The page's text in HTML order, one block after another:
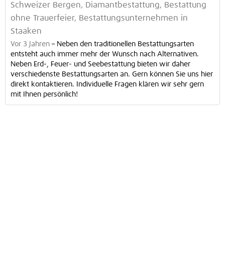
Schweizer Bergen, Diamantbestattung, Bestattung
ohne Trauerfeier, Bestattungsunternehmen in
Staaken
Vor 3 Jahren – Neben den traditionellen Bestattungsarten
entsteht auch immer mehr der Wunsch nach Alternativen.
Neben Erd-, Feuer- und Seebestattung bieten wir daher
verschiedenste Bestattungsarten an. Gern können Sie uns hier
direkt kontaktieren. Individuelle Fragen klären wir sehr gern
mit Ihnen persönlich!